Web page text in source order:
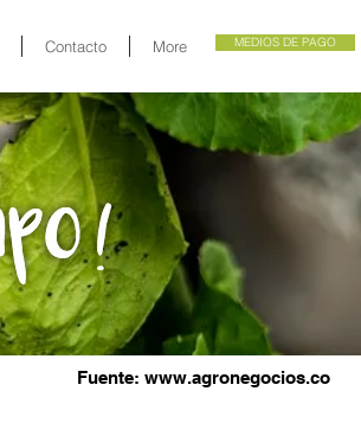
Contacto More MEDIOS DE PAGO
Fuente: www.agronegocios.co